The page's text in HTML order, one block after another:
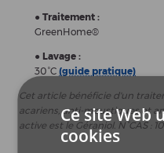
● Traitement :
GreenHome®
● Lavage :
30°C (guide pratique)
Cet article bénéficie d'un
acariens, anti-moustiques et
active est le Géraniol. N°CAS :